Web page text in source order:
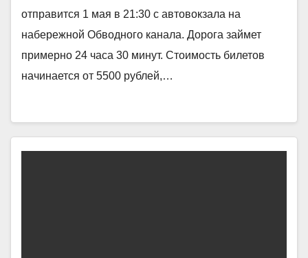
отправится 1 мая в 21:30 с автовокзала на
набережной Обводного канала. Дорога займет
примерно 24 часа 30 минут. Стоимость билетов
начинается от 5500 рублей,…